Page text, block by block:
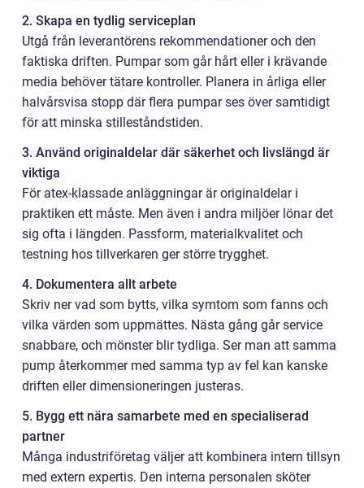
2. Skapa en tydlig serviceplan
Utgå från leverantörens rekommendationer och den
faktiska driften. Pumpar som går hårt eller i krävande
media behöver tätare kontroller. Planera in årliga eller
halvårsvisa stopp där flera pumpar ses över samtidigt
för att minska stilleståndstiden.
3. Använd originaldelar där säkerhet och livslängd är
viktiga
För atex-klassade anläggningar är originaldelar i
praktiken ett måste. Men även i andra miljöer lönar det
sig ofta i längden. Passform, materialkvalitet och
testning hos tillverkaren ger större trygghet.
4. Dokumentera allt arbete
Skriv ner vad som bytts, vilka symtom som fanns och
vilka värden som uppmättes. Nästa gång går service
snabbare, och mönster blir tydliga. Ser man att samma
pump återkommer med samma typ av fel kan kanske
driften eller dimensioneringen justeras.
5. Bygg ett nära samarbete med en specialiserad
partner
Många industriföretag väljer att kombinera intern tillsyn
med extern expertis. Den interna personalen sköter